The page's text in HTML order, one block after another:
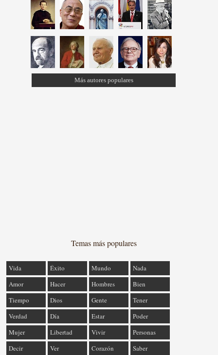
Más autores populares
Temas más populares
Vida Éxito Mundo
Nada
Amor
Hacer Hombres
Bien
Tiempo
Dios Gente
Tener
Verdad
Día Estar
Poder
Mujer
Libertad Vivir
Personas
Decir
Ver Corazón Saber